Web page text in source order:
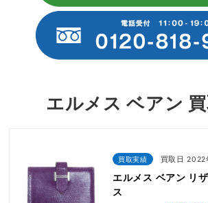
エルメス ベアン
買取実績 買取日 2022
エルメス ベアン リ
ス